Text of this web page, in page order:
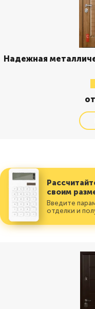
Надежная
своим
Введите
отделки и